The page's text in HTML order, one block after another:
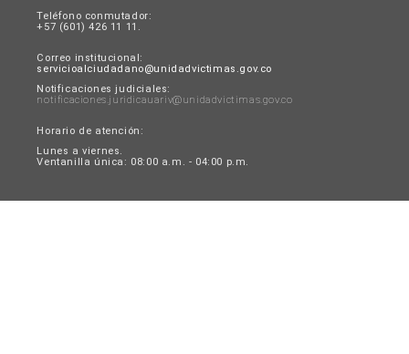
Teléfono conmutador:
+57 (601) 426 11 11.
Correo institucional:
servicioalciudadano@unidadvictimas.gov.co
Notificaciones judiciales:
notificaciones.juridicauariv@unidadvictimas.gov.co
Horario de atención:
Lunes a viernes.
Ventanilla única: 08:00 a.m. - 04:00 p.m.